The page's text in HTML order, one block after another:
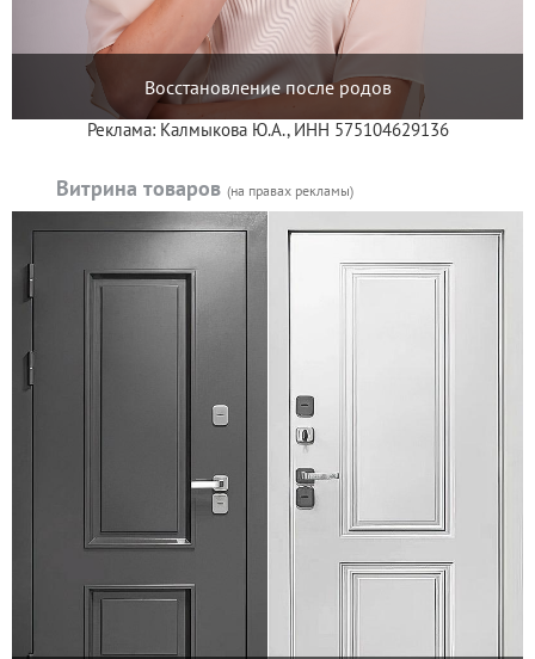
Восстановление после родов
Реклама: Калмыкова Ю.А., ИНН 575104629136
Витрина товаров (на правах рекламы)